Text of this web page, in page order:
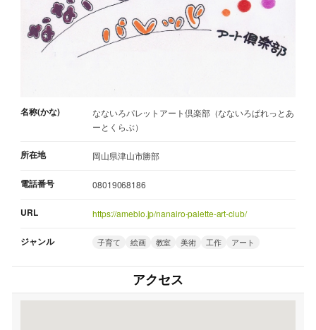
名称(かな)
なないろパレットアート倶楽部（なないろぱれっとあ
ーとくらぶ）
所在地 岡山県津山市勝部
電話番号 08019068186
URL https://ameblo.jp/nanairo-palette-art-club/
ジャンル 子育て 絵画 教室 美術 工作 アート
アクセス